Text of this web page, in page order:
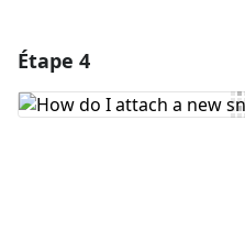
Ajouter un
Étape 4